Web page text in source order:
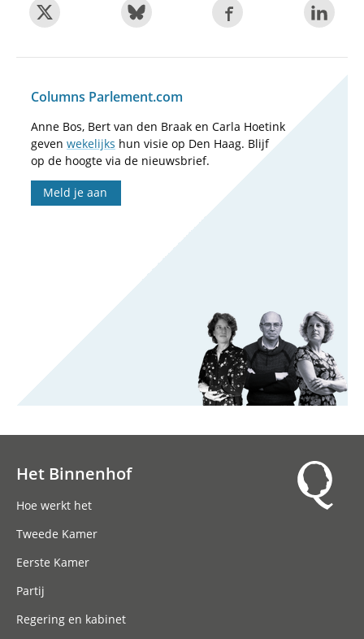
Columns Parlement.com
Anne Bos, Bert van den Braak en Carla Hoetink
geven wekelijks hun visie op Den Haag. Blijf
op de hoogte via de nieuwsbrief.
Meld je aan
Het Binnenhof
Hoe werkt het
Tweede Kamer
Eerste Kamer
Partij
Regering en kabinet